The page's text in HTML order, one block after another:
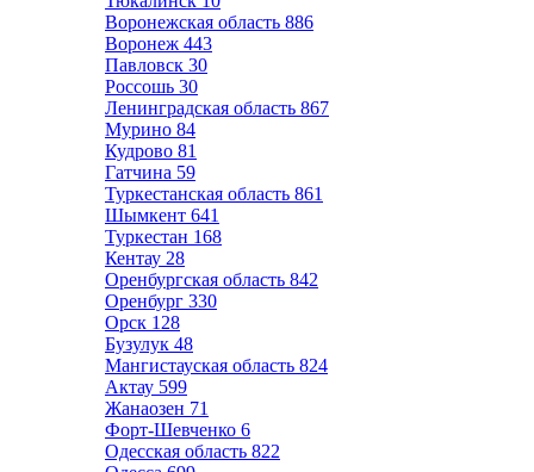
Воронежская область 886
Воронеж 443
Павловск 30
Россошь 30
Ленинградская область 867
Мурино 84
Кудрово 81
Гатчина 59
Туркестанская область 861
Шымкент 641
Туркестан 168
Кентау 28
Оренбургская область 842
Оренбург 330
Орск 128
Бузулук 48
Мангистауская область 824
Актау 599
Жанаозен 71
Форт-Шевченко 6
Одесская область 822